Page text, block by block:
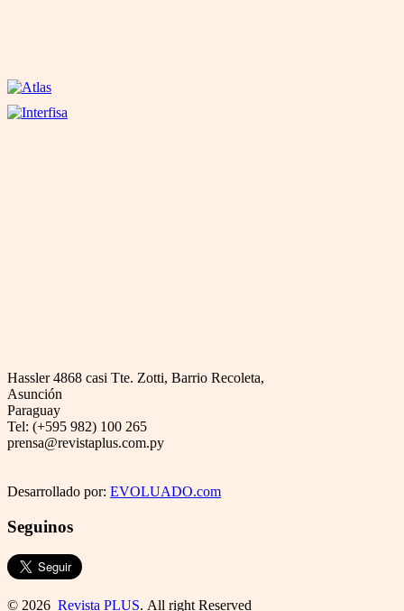
Hassler 4868 casi Tte. Zotti, Barrio Recoleta,
Asunción
Paraguay
Tel: (+595 982) 100 265
prensa@revistaplus.com.py
Desarrollado por: EVOLUADO.com
Seguinos
© 2026 Revista PLUS. All right Reserved